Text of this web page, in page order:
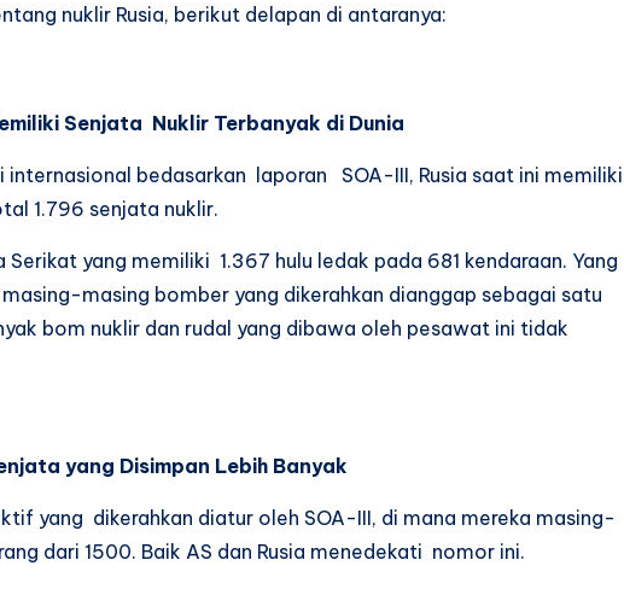
nuklir Rusia, berikut delapan di antaranya:
Senjata Nuklir Terbanyak di Dunia
bedasarkan laporan SOA-III, Rusia saat ini memiliki
1.796 senjata nuklir.
yang memiliki 1.367 hulu ledak pada 681 kendaraan. Yang
masing bomber yang dikerahkan dianggap sebagai satu
bom nuklir dan rudal yang dibawa oleh pesawat ini tidak
yang Disimpan Lebih Banyak
yang dikerahkan diatur oleh SOA-III, di mana mereka masing-
dari 1500. Baik AS dan Rusia menedekati nomor ini.